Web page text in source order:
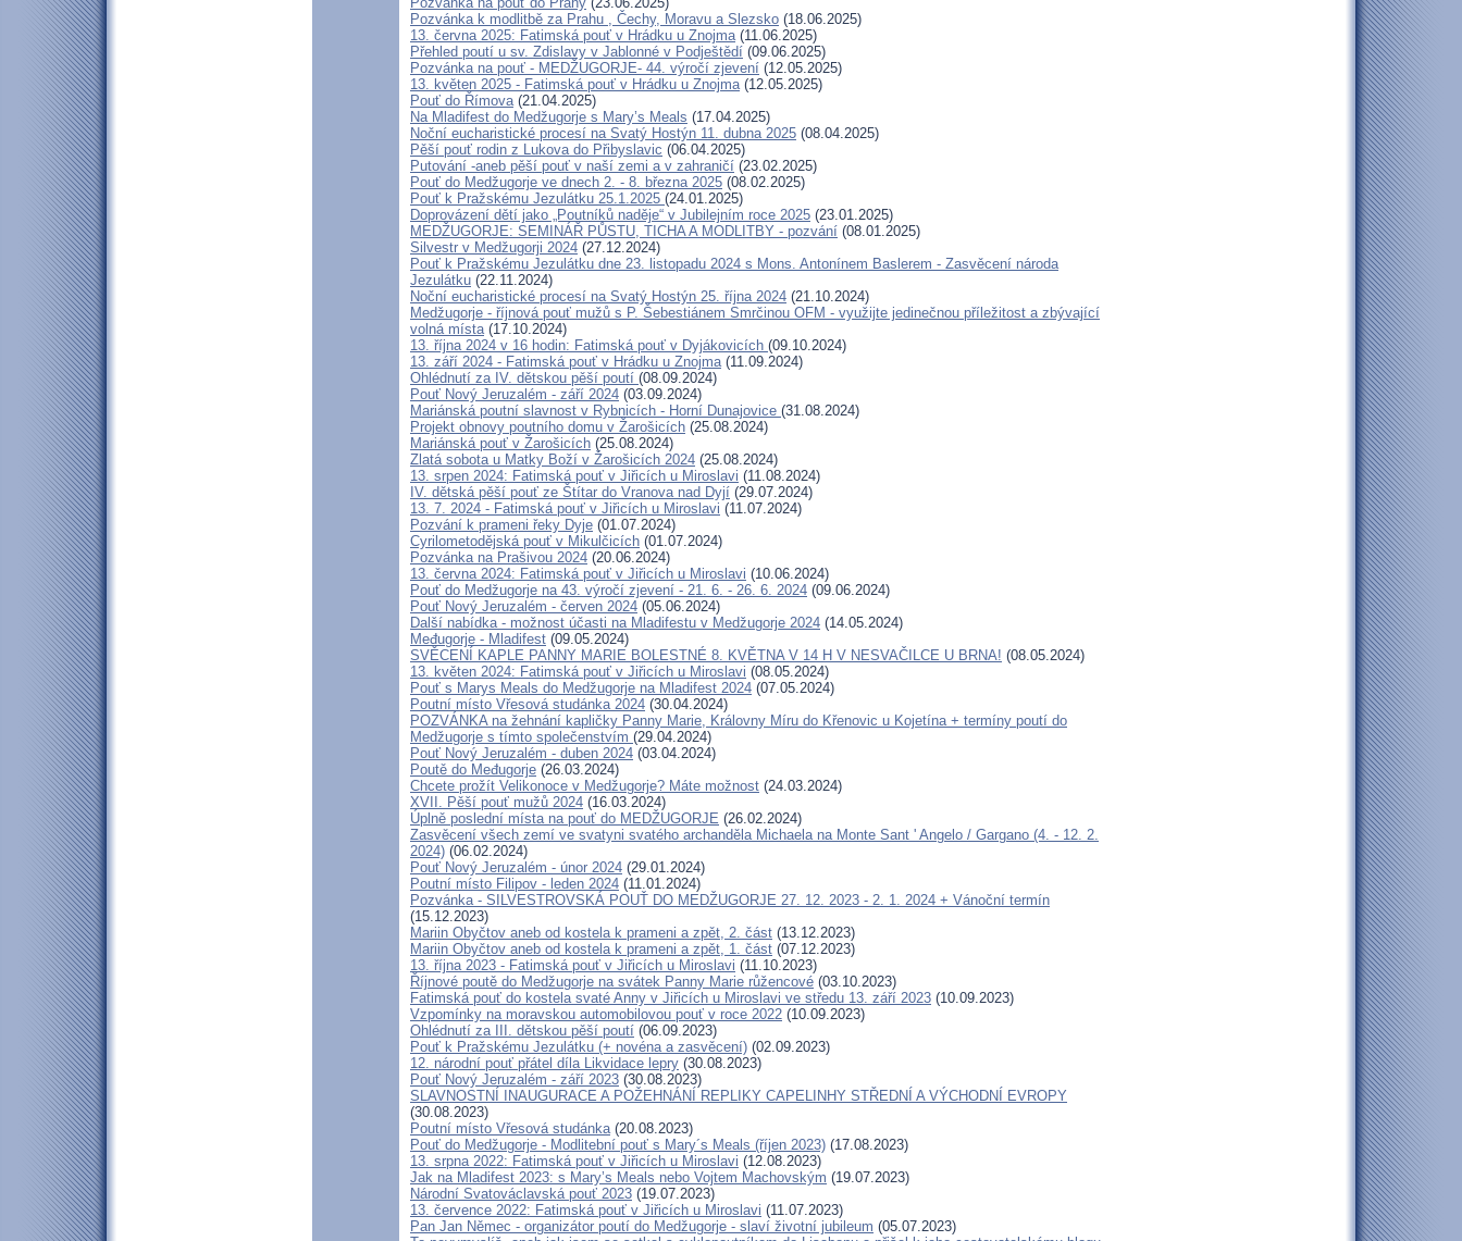
Pozvánka k modlitbě za Prahu , Čechy, Moravu a Slezsko (18.06.2025)
13. června 2025: Fatimská pouť v Hrádku u Znojma(11.06.2025)
Přehled poutí u sv. Zdislavy v Jablonné v Podještědí (09.06.2025)
Pozvánka na pouť - MEDŽUGORJE- 44. výročí zjevení (12.05.2025)
13. květen 2025 - Fatimská pouť v Hrádku u Znojma(12.05.2025)
Pouť do Římova(21.04.2025)
Na Mladifest do Medžugorje s Mary’s Meals (17.04.2025)
Noční eucharistické procesí na Svatý Hostýn 11. dubna 2025 (08.04.2025)
Pěší pouť rodin z Lukova do Přibyslavic (06.04.2025)
Putování -aneb pěší pouť v naší zemi a v zahraničí (23.02.2025)
Pouť do Medžugorje ve dnech 2. - 8. března 2025 (08.02.2025)
Pouť k Pražskému Jezulátku 25.1.2025 (24.01.2025)
Doprovázení dětí jako „Poutníků naděje“ v Jubilejním roce 2025 (23.01.2025)
MEDŽUGORJE: SEMINÁŘ PŮSTU, TICHA A MODLITBY - pozvání (08.01.2025)
Silvestr v Medžugorji 2024 (27.12.2024)
Pouť k Pražskému Jezulátku dne 23. listopadu 2024 s Mons. Antonínem Baslerem - Zasvěcení národa
Jezulátku (22.11.2024)
Noční eucharistické procesí na Svatý Hostýn 25. října 2024 (21.10.2024)
Medžugorje - říjnová pouť mužů s P. Šebestiánem Smrčinou OFM - využijte jedinečnou příležitost a zbývající
volná místa(17.10.2024)
13. října 2024 v 16 hodin: Fatimská pouť v Dyjákovicích (09.10.2024)
13. září 2024 - Fatimská pouť v Hrádku u Znojma(11.09.2024)
Ohlédnutí za IV. dětskou pěší poutí (08.09.2024)
Pouť Nový Jeruzalém - září 2024 (03.09.2024)
Mariánská poutní slavnost v Rybnicích - Horní Dunajovice (31.08.2024)
Projekt obnovy poutního domu v Žarošicích (25.08.2024)
Mariánská pouť v Žarošicích (25.08.2024)
Zlatá sobota u Matky Boží v Žarošicích 2024 (25.08.2024)
13. srpen 2024: Fatimská pouť v Jiřicích u Miroslavi (11.08.2024)
IV. dětská pěší pouť ze Štítar do Vranova nad Dyjí (29.07.2024)
13. 7. 2024 - Fatimská pouť v Jiřicích u Miroslavi (11.07.2024)
Pozvání k prameni řeky Dyje (01.07.2024)
Cyrilometodějská pouť v Mikulčicích (01.07.2024)
Pozvánka na Prašivou 2024 (20.06.2024)
13. června 2024: Fatimská pouť v Jiřicích u Miroslavi (10.06.2024)
Pouť do Medžugorje na 43. výročí zjevení - 21. 6. - 26. 6. 2024 (09.06.2024)
Pouť Nový Jeruzalém - červen 2024 (05.06.2024)
Další nabídka - možnost účasti na Mladifestu v Medžugorje 2024 (14.05.2024)
Međugorje - Mladifest (09.05.2024)
SVĚCENÍ KAPLE PANNY MARIE BOLESTNÉ 8. KVĚTNA V 14 H V NESVAČILCE U BRNA! (08.05.2024)
13. květen 2024: Fatimská pouť v Jiřicích u Miroslavi (08.05.2024)
Pouť s Marys Meals do Medžugorje na Mladifest 2024 (07.05.2024)
Poutní místo Vřesová studánka 2024 (30.04.2024)
POZVÁNKA na žehnání kapličky Panny Marie, Královny Míru do Křenovic u Kojetína + termíny poutí do
Medžugorje s tímto společenstvím (29.04.2024)
Pouť Nový Jeruzalém - duben 2024 (03.04.2024)
Poutě do Međugorje (26.03.2024)
Chcete prožít Velikonoce v Medžugorje? Máte možnost (24.03.2024)
XVII. Pěší pouť mužů 2024 (16.03.2024)
Úplně poslední místa na pouť do MEDŽUGORJE (26.02.2024)
Zasvěcení všech zemí ve svatyni svatého archanděla Michaela na Monte Sant ' Angelo / Gargano (4. - 12. 2.
2024) (06.02.2024)
Pouť Nový Jeruzalém - únor 2024 (29.01.2024)
Poutní místo Filipov - leden 2024 (11.01.2024)
Pozvánka - SILVESTROVSKÁ POUŤ DO MEDŽUGORJE 27. 12. 2023 - 2. 1. 2024 + Vánoční termín
(15.12.2023)
Mariin Obyčtov aneb od kostela k prameni a zpět, 2. část (13.12.2023)
Mariin Obyčtov aneb od kostela k prameni a zpět, 1. část (07.12.2023)
13. října 2023 - Fatimská pouť v Jiřicích u Miroslavi (11.10.2023)
Říjnové poutě do Medžugorje na svátek Panny Marie růžencové (03.10.2023)
Fatimská pouť do kostela svaté Anny v Jiřicích u Miroslavi ve středu 13. září 2023 (10.09.2023)
Vzpomínky na moravskou automobilovou pouť v roce 2022 (10.09.2023)
Ohlédnutí za III. dětskou pěší poutí (06.09.2023)
Pouť k Pražskému Jezulátku (+ novéna a zasvěcení) (02.09.2023)
12. národní pouť přátel díla Likvidace lepry (30.08.2023)
Pouť Nový Jeruzalém - září 2023 (30.08.2023)
SLAVNOSTNÍ INAUGURACE A POŽEHNÁNÍ REPLIKY CAPELINHY STŘEDNÍ A VÝCHODNÍ EVROPY
(30.08.2023)
Poutní místo Vřesová studánka(20.08.2023)
Pouť do Medžugorje - Modlitební pouť s Mary´s Meals (říjen 2023) (17.08.2023)
13. srpna 2022: Fatimská pouť v Jiřicích u Miroslavi (12.08.2023)
Jak na Mladifest 2023: s Mary’s Meals nebo Vojtem Machovským (19.07.2023)
Národní Svatováclavská pouť 2023 (19.07.2023)
13. července 2022: Fatimská pouť v Jiřicích u Miroslavi (11.07.2023)
Pan Jan Němec - organizátor poutí do Medžugorje - slaví životní jubileum (05.07.2023)